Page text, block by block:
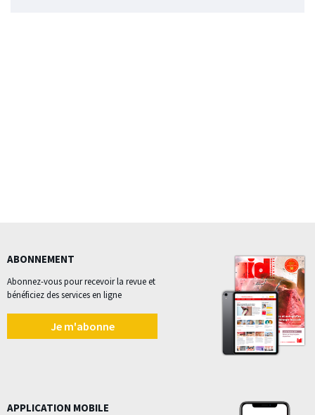
ABONNEMENT
Abonnez-vous pour recevoir la revue et
bénéficiez des services en ligne
Je m'abonne
APPLICATION MOBILE